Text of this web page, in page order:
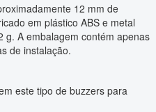
12 mm de
em plástico ABS e metal
g. A embalagem contém apenas
de instalação.
este tipo de buzzers para